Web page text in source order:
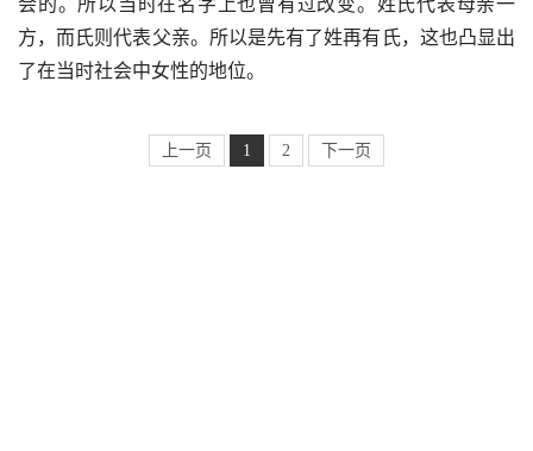
方，而氏则代表父亲。所以是先有了姓再有氏，这也凸显出
了在当时社会中女性的地位。
上一页 1 2 下一页